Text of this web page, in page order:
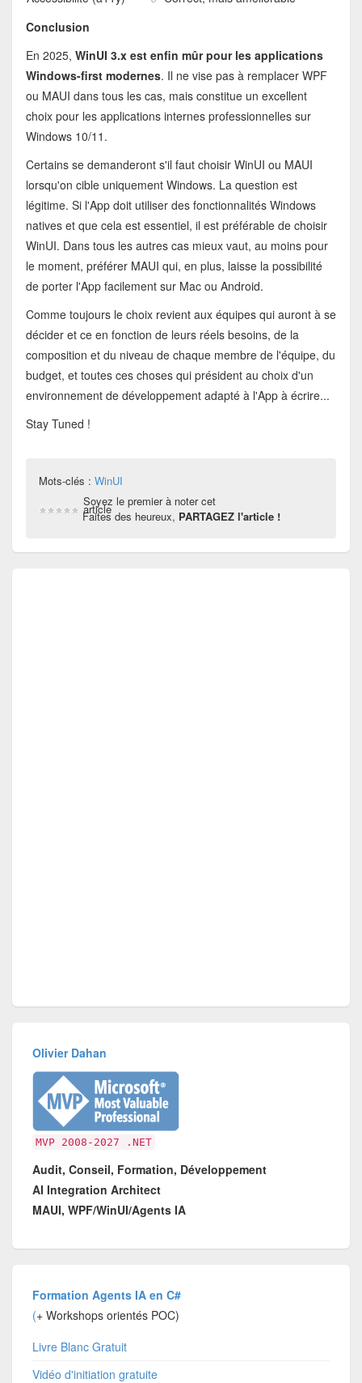
Conclusion
En 2025, WinUI 3.x est enfin mûr pour les applications
Windows-first modernes. Il ne vise pas à remplacer WPF
ou MAUI dans tous les cas, mais constitue un excellent
choix pour les applications internes professionnelles sur
Windows 10/11.
Certains se demanderont s'il faut choisir WinUI ou MAUI
lorsqu'on cible uniquement Windows. La question est
légitime. Si l'App doit utiliser des fonctionnalités Windows
natives et que cela est essentiel, il est préférable de choisir
WinUI. Dans tous les autres cas mieux vaut, au moins pour
le moment, préférer MAUI qui, en plus, laisse la possibilité
de porter l'App facilement sur Mac ou Android.
Comme toujours le choix revient aux équipes qui auront à se
décider et ce en fonction de leurs réels besoins, de la
composition et du niveau de chaque membre de l'équipe, du
budget, et toutes ces choses qui président au choix d'un
environnement de développement adapté à l'App à écrire...
Stay Tuned !
Mots-clés : WinUI
Soyez le premier à noter cet
article
Faites des heureux, PARTAGEZ l'article !
Olivier Dahan
MVP 2008-2027 .NET
Audit, Conseil, Formation, Développement
AI Integration Architect
MAUI, WPF/WinUI/Agents IA
Formation Agents IA en C#
(+ Workshops orientés POC)
Livre Blanc Gratuit
Vidéo d'initiation gratuite